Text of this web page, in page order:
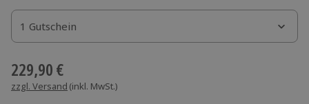
1 Gutschein
1 Gutschein
1 Gutschein
229,90 €
zzgl. Versand (inkl. MwSt.)